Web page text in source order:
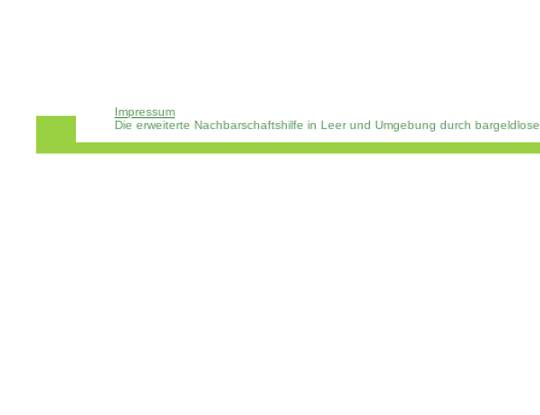
Impressum
Die erweiterte Nachbarschaftshilfe in Leer und Umgebung durch